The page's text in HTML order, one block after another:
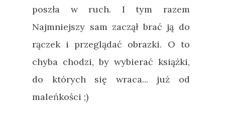
poszła w ruch. I tym razem
Najmniejszy sam zaczął brać ją do
rączek i przeglądać obrazki. O to
chyba chodzi, by wybierać książki,
do których się wraca... już od
maleńkości ;)